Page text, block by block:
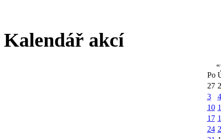
Kalendář akcí
«
Po
27
3
4
10
17
24